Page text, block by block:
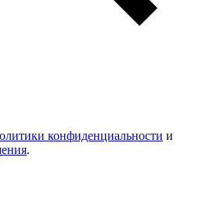
конфиденциальности и
.